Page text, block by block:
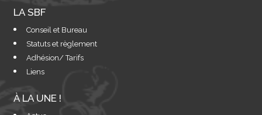
LA SBF
Conseil et Bureau
Statuts et règlement
Adhésion/ Tarifs
Liens
À LA UNE !